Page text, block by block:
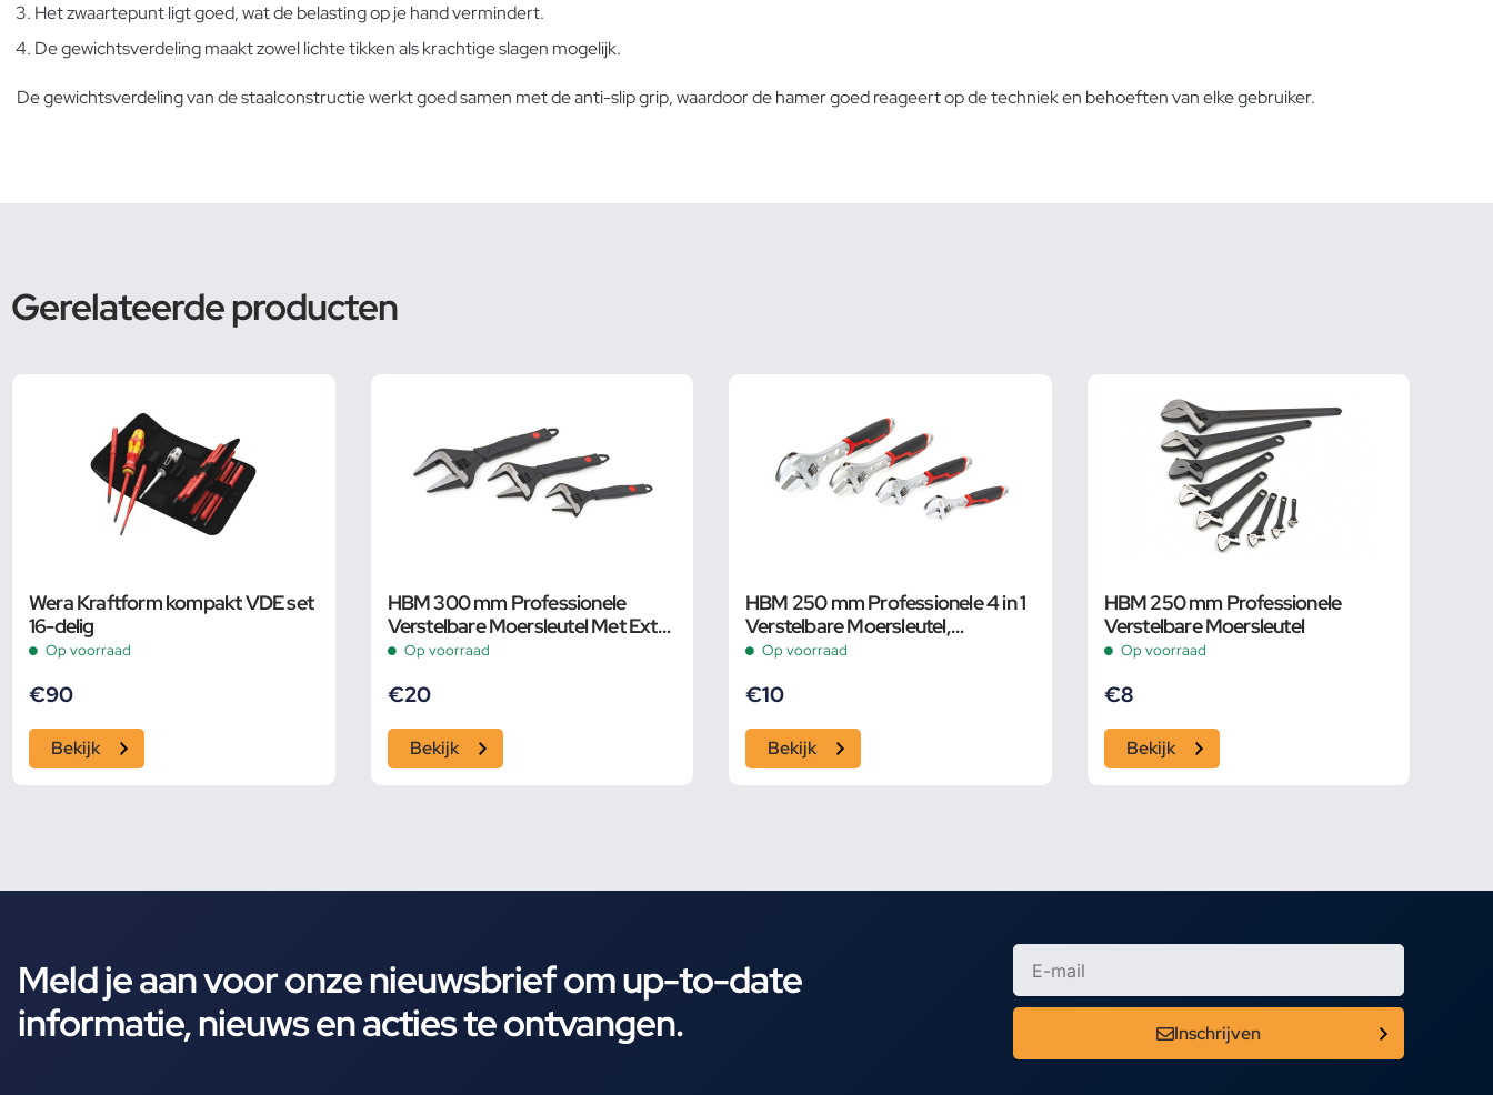
Het zwaartepunt ligt goed, wat de belasting op je hand vermindert.
De gewichtsverdeling maakt zowel lichte tikken als krachtige slagen mogelijk.
De gewichtsverdeling van de staalconstructie werkt goed samen met de anti-slip grip, waardoor de hamer goed reageert op de techniek en behoeften van elke gebruiker.
Gerelateerde producten
Wera Kraftform kompakt VDE set
16-delig
Op voorraad
€90
Bekijk
HBM 300 mm Professionele
Verstelbare Moersleutel Met Extra
Groot Bereik en Extra Smalle Bek
Op voorraad
€20
Bekijk
HBM 250 mm Professionele 4 in 1
Verstelbare Moersleutel,
Pijpsleutel
Op voorraad
€10
Bekijk
HBM 250 mm Professionele
Verstelbare Moersleutel
Op voorraad
€8
Bekijk
Meld je aan voor onze nieuwsbrief om up-to-date
informatie, nieuws en acties te ontvangen.
Inschrijven